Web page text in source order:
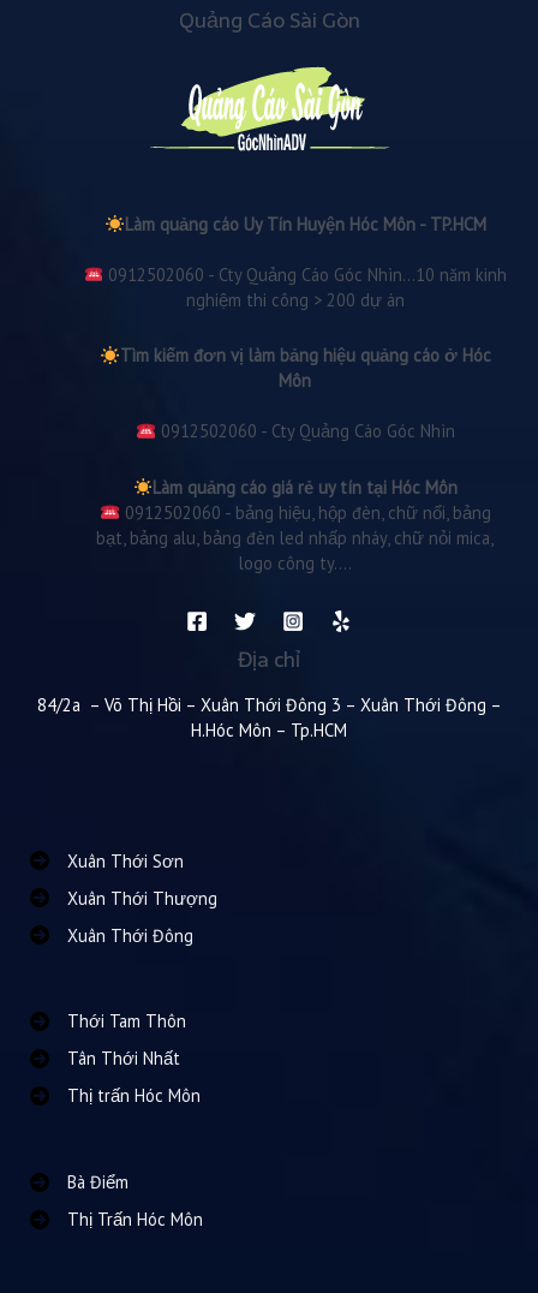
Quảng Cáo Sài Gòn
Làm quảng cáo Uy Tín Huyện Hóc Môn - TP.HCM
0912502060 - Cty Quảng Cáo Góc Nhìn...10 năm kinh
nghiệm thi công > 200 dự án
Tìm kiếm đơn vị làm bảng hiệu quảng cáo ở Hóc
Môn
0912502060 - Cty Quảng Cáo Góc Nhìn
Làm quảng cáo giá rẻ uy tín tại Hóc Môn
0912502060 - bảng hiệu, hộp đèn, chữ nổi, bảng
bạt, bảng alu, bảng đèn led nhấp nháy, chữ nỏi mica,
logo công ty....
Địa chỉ
84/2a – Võ Thị Hồi – Xuân Thới Đông 3 – Xuân Thới Đông –
H.Hóc Môn – Tp.HCM
Xuân Thới Sơn
Xuân Thới Thượng
Xuân Thới Đông
Thới Tam Thôn
Tân Thới Nhất
Thị trấn Hóc Môn
Bà Điểm
Thị Trấn Hóc Môn